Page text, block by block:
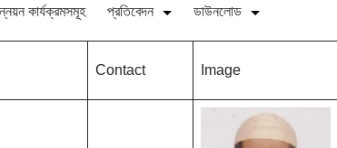
কার্যক্রমসমূহ প্রতিবেদন ডাউনলোড
Contact Image